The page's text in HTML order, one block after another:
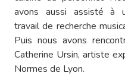
avons aussi assisté à
travail de recherche
Puis nous avons
Catherine Ursin, artiste
Normes de Lyon.